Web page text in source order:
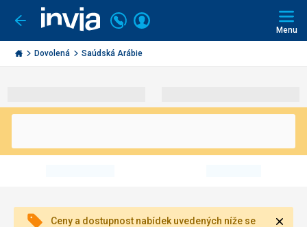
Jít
zpět
Invia.cz
Volejte
226
000
297
Přihlásit
Menu
Dovolená Saúdská Arábie
Ceny a dostupnost nabídek uvedených níže se